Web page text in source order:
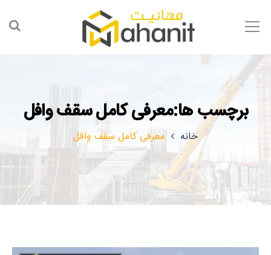
برچسب ها:معرفی کامل سقف وافل
خانه معرفی کامل سقف وافل